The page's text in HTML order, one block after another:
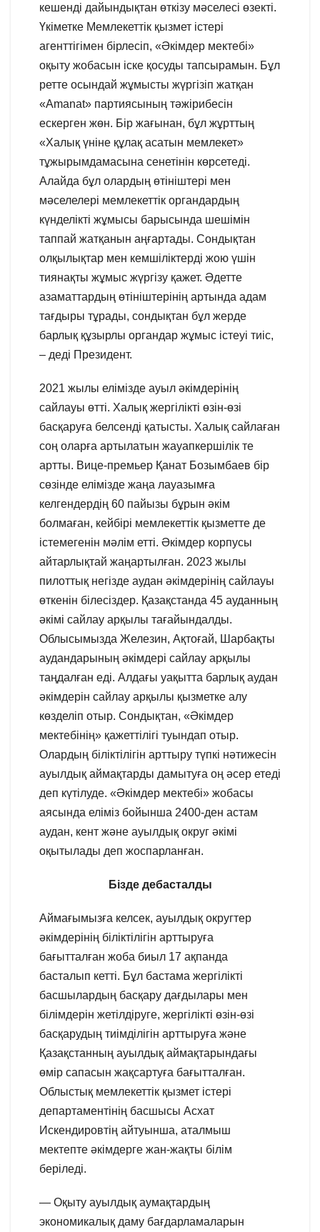
кешенді дайындықтан өткізу мәселесі өзекті.
Үкіметке Мемлекеттік қызмет істері
агенттігімен бірлесіп, «Әкімдер мектебі»
оқыту жобасын іске қосуды тапсырамын. Бұл
ретте осындай жұмысты жүргізіп жатқан
«Amanat» партиясының тәжірибесін
ескерген жөн. Бір жағынан, бұл жұрттың
«Халық үніне құлақ асатын мемлекет»
тұжырымдамасына сенетінін көрсетеді.
Алайда бұл олардың өтініштері мен
мәселелері мемлекеттік органдардың
күнделікті жұмысы барысында шешімін
таппай жатқанын аңғартады. Сондықтан
олқылықтар мен кемшіліктерді жою үшін
тиянақты жұмыс жүргізу қажет. Әдетте
азаматтардың өтініштерінің артында адам
тағдыры тұрады, сондықтан бұл жерде
барлық құзырлы органдар жұмыс істеуі тиіс,
– деді Президент.
2021 жылы елімізде ауыл әкімдерінің
сайлауы өтті. Халық жергілікті өзін-өзі
басқаруға белсенді қатысты. Халық сайлаған
соң оларға артылатын жауапкершілік те
артты. Вице-премьер Қанат Бозымбаев бір
сөзінде елімізде жаңа лауазымға
келгендердің 60 пайызы бұрын әкім
болмаған, кейбірі мемлекеттік қызметте де
істемегенін мәлім етті. Әкімдер корпусы
айтарлықтай жаңартылған. 2023 жылы
пилоттық негізде аудан әкімдерінің сайлауы
өткенін білесіздер. Қазақстанда 45 ауданның
әкімі сайлау арқылы тағайындалды.
Облысымызда Железин, Ақтоғай, Шарбақты
аудандарының әкімдері сайлау арқылы
таңдалған еді. Алдағы уақытта барлық аудан
әкімдерін сайлау арқылы қызметке алу
көзделіп отыр. Сондықтан, «Әкімдер
мектебінің» қажеттілігі туындап отыр.
Олардың біліктілігін арттыру түпкі нәтижесін
ауылдық аймақтарды дамытуға оң әсер етеді
деп күтілуде. «Әкімдер мектебі» жобасы
аясында еліміз бойынша 2400-ден астам
аудан, кент және ауылдық округ әкімі
оқытылады деп жоспарланған.
Бізде дебасталды
Аймағымызға келсек, ауылдық округтер
әкімдерінің біліктілігін арттыруға
бағытталған жоба биыл 17 ақпанда
басталып кетті. Бұл бастама жергілікті
басшылардың басқару дағдылары мен
білімдерін жетілдіруге, жергілікті өзін-өзі
басқарудың тиімділігін арттыруға және
Қазақстанның ауылдық аймақтарындағы
өмір сапасын жақсартуға бағытталған.
Облыстық мемлекеттік қызмет істері
департаментінің басшысы Асхат
Искендировтің айтуынша, аталмыш
мектепте әкімдерге жан-жақты білім
беріледі.
— Оқыту ауылдық аумақтардың
экономикалық даму бағдарламаларын